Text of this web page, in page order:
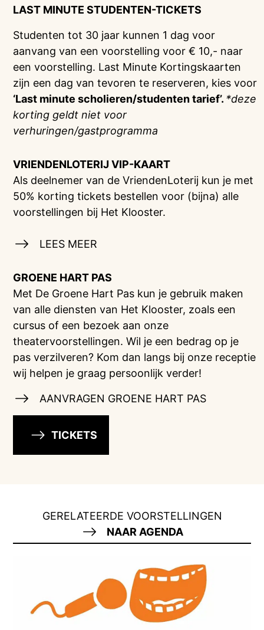
LAST MINUTE STUDENTEN-TICKETS
Studenten tot 30 jaar kunnen 1 dag voor
aanvang van een voorstelling voor € 10,- naar
een voorstelling. Last Minute Kortingskaarten
zijn een dag van tevoren te reserveren, kies voor
‘Last minute scholieren/studenten tarief’. *deze
korting geldt niet voor
verhuringen/gastprogramma
VRIENDENLOTERIJVIP-KAART
Als deelnemer van de VriendenLoterij kun je met
50% korting tickets bestellen voor (bijna) alle
voorstellingen bij Het Klooster.
LEES MEER
GROENE HART PAS
Met De Groene Hart Pas kun je gebruik maken
van alle diensten van Het Klooster, zoals een
cursus of een bezoek aan onze
theatervoorstellingen. Wil je een bedrag op je
pas verzilveren? Kom dan langs bij onze receptie
wij helpen je graag persoonlijk verder!
AANVRAGEN GROENE HART PAS
TICKETS
GERELATEERDE VOORSTELLINGEN
NAAR AGENDA